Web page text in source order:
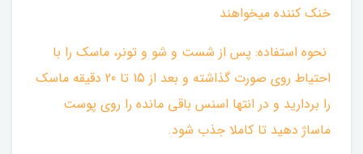
خنک کننده میخواهند
نحوه استفاده: پس از شست و شو و تونر، ماسک را با
احتیاط روی صورت گذاشته و بعد از 15 تا 20 دقیقه ماسک
را بردارید و در انتها اسنس باقی مانده را روی پوست
ماساژ دهید تا کاملا جذب شود.